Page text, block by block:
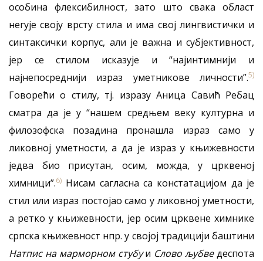
особина флексибилност, зато што свака област
негује своју врсту стила и има свој лингвистички и
синтаксички корпус, али је важна и субјективност,
јер се стилом исказује и “најинтимнији и
најнепосреднији израз уметникове личности”.5)
Говорећи о стилу, тј. изразу Аница Савић Ребац
сматра да је у “нашем средњем веку културна и
филозофска позадина пронашла израз само у
ликовној уметности, а да је израз у књижевности
једва био присутан, осим, можда, у црквеној
химници”.6) Нисам сагласна са констатацијом да је
стил или израз постојао само у ликовној уметности,
а ретко у књижевности, јер осим црквене химнике
српска књижевност нпр. у својој традицији баштини
Натпис на марморном стубуи Слово љубведеспота